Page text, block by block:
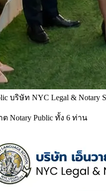
บริษัท NYC Legal &
Notary Public ทั้ง 6 ท่าน